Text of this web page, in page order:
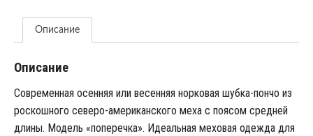
Описание
Описание
Современная осенняя или весенняя норковая шубка-пончо из
роскошного северо-американского меха с поясом средней
длины. Модель «поперечка». Идеальная меховая одежда для